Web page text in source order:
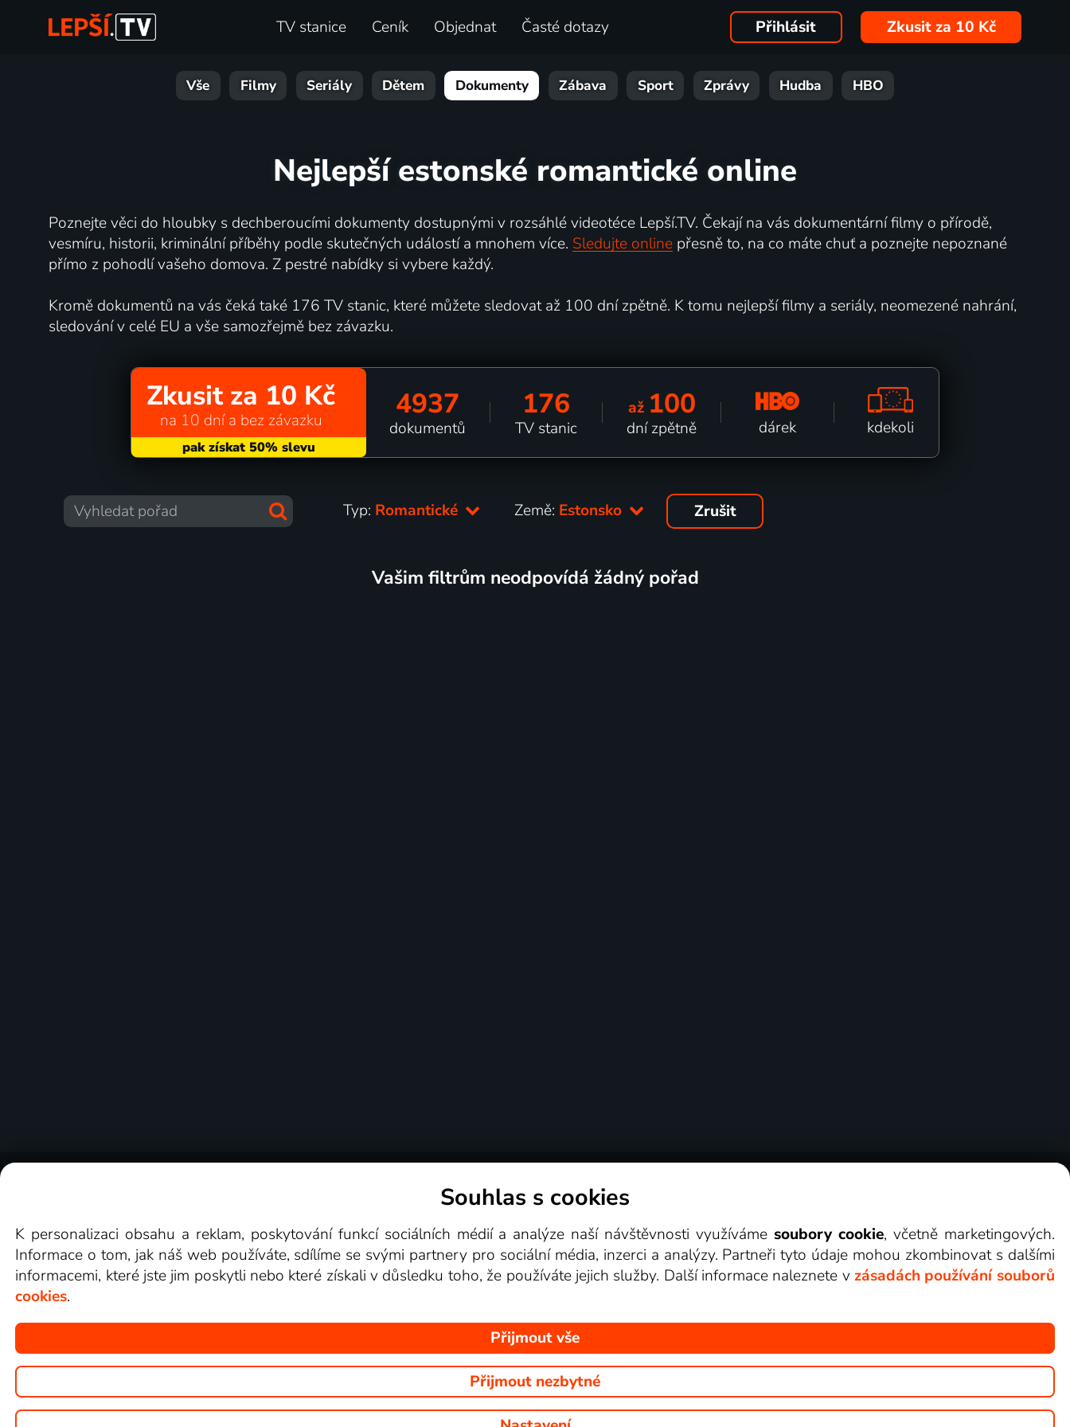
TV stanice Ceník Objednat Časté dotazy Přihlásit Zkusit za 10 Kč
Vše Filmy Seriály Dětem Dokumenty Zábava Sport Zprávy Hudba HBO
Nejlepší estonské romantické online
Poznejte věci do hloubky s dechberoucími dokumenty dostupnými v rozsáhlé videotéce Lepší.TV. Čekají na vás dokumentární filmy o přírodě,
vesmíru, historii, kriminální příběhy podle skutečných událostí a mnohem více. Sledujte onlinepřesně to, na co máte chuť a poznejte nepoznané
přímo z pohodlí vašeho domova. Z pestré nabídky si vybere každý.
Kromě dokumentů na vás čeká také 176 TV stanic, které můžete sledovat až 100 dní zpětně. K tomu nejlepší filmy a seriály, neomezené nahrání,
sledování v celé EU a vše samozřejmě bez závazku.
Zkusit za 10 Kč
na 10 dní a bez závazku 4937
dokumentů
176
TV stanic
až 100
dní zpětně dárek kdekoli
Typ: Romantické Země: Estonsko Zrušit
Vašim filtrům neodpovídá žádný pořad
Videotéka
Copyright © goNET s.r.o. Na tomto webu jsou zobrazovány obrázky z pořadů TV stanic, které můžete sledovat v Lepší.TV.
Souhlas s cookies
K personalizaci obsahu a reklam, poskytování funkcí sociálních médií a analýze naší návštěvnosti využívámesoubory cookie, včetně marketingových.
Informace o tom, jak náš web používáte, sdílíme se svými partnery pro sociální média, inzerci a analýzy. Partneři tyto údaje mohou zkombinovat s dalšími
informacemi, které jste jim poskytli nebo které získali v důsledku toho, že používáte jejich služby. Další informace naleznete v zásadách používání souborů
cookies.
Přijmout vše
Přijmout nezbytné